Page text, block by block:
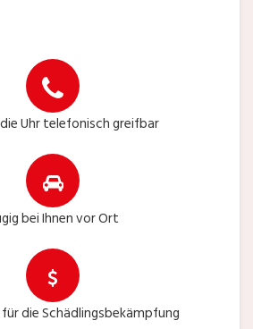
Uhr telefonisch greifbar
bei Ihnen vor Ort
die Schädlingsbekämpfung